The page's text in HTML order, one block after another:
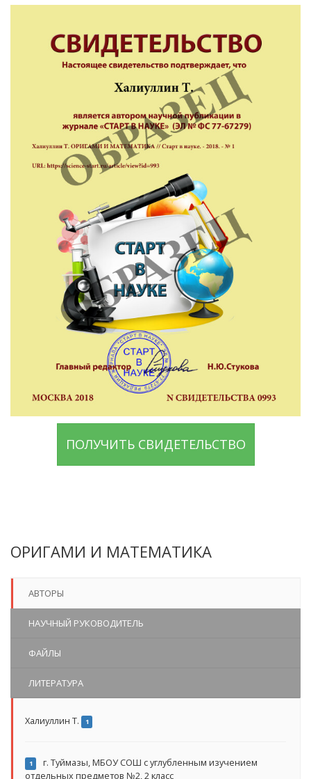
ПОЛУЧИТЬ СВИДЕТЕЛЬСТВО
ОРИГАМИ И МАТЕМАТИКА
АВТОРЫ
НАУЧНЫЙ РУКОВОДИТЕЛЬ
ФАЙЛЫ
ЛИТЕРАТУРА
Халиуллин Т. 1
1
г. Туймазы, МБОУ СОШ с углубленным изучением
отдельных предметов №2, 2 класс